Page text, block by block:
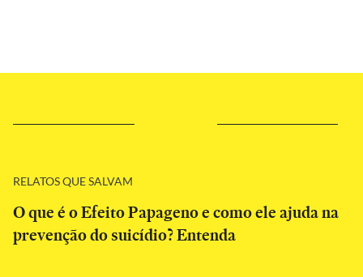
RELATOS QUE SALVAM
O que é o Efeito Papageno e como ele ajuda na
prevenção do suicídio? Entenda